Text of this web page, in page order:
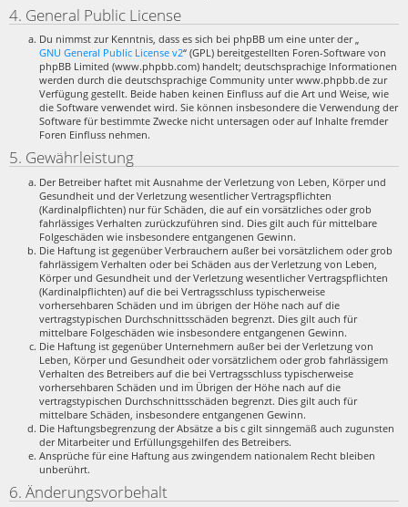
4. General Public License
Du nimmst zur Kenntnis, dass es sich bei phpBB um eine unter der „
GNU General Public License v2“ (GPL) bereitgestellten Foren-Software von
phpBB Limited (www.phpbb.com) handelt; deutschsprachige Informationen
werden durch die deutschsprachige Community unter www.phpbb.de zur
Verfügung gestellt. Beide haben keinen Einfluss auf die Art und Weise, wie
die Software verwendet wird. Sie können insbesondere die Verwendung der
Software für bestimmte Zwecke nicht untersagen oder auf Inhalte fremder
Foren Einfluss nehmen.
5. Gewährleistung
Der Betreiber haftet mit Ausnahme der Verletzung von Leben, Körper und
Gesundheit und der Verletzung wesentlicher Vertragspflichten
(Kardinalpflichten) nur für Schäden, die auf ein vorsätzliches oder grob
fahrlässiges Verhalten zurückzuführen sind. Dies gilt auch für mittelbare
Folgeschäden wie insbesondere entgangenen Gewinn.
Die Haftung ist gegenüber Verbrauchern außer bei vorsätzlichem oder grob
fahrlässigem Verhalten oder bei Schäden aus der Verletzung von Leben,
Körper und Gesundheit und der Verletzung wesentlicher Vertragspflichten
(Kardinalpflichten) auf die bei Vertragsschluss typischerweise
vorhersehbaren Schäden und im übrigen der Höhe nach auf die
vertragstypischen Durchschnittsschäden begrenzt. Dies gilt auch für
mittelbare Folgeschäden wie insbesondere entgangenen Gewinn.
Die Haftung ist gegenüber Unternehmern außer bei der Verletzung von
Leben, Körper und Gesundheit oder vorsätzlichem oder grob fahrlässigem
Verhalten des Betreibers auf die bei Vertragsschluss typischerweise
vorhersehbaren Schäden und im Übrigen der Höhe nach auf die
vertragstypischen Durchschnittsschäden begrenzt. Dies gilt auch für
mittelbare Schäden, insbesondere entgangenen Gewinn.
Die Haftungsbegrenzung der Absätze a bis c gilt sinngemäß auch zugunsten
der Mitarbeiter und Erfüllungsgehilfen des Betreibers.
Ansprüche für eine Haftung aus zwingendem nationalem Recht bleiben
unberührt.
6. Änderungsvorbehalt